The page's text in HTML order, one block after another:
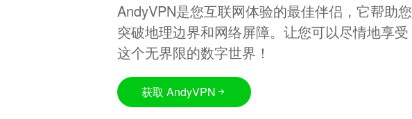
AndyVPN是您互联网体验的最佳伴侣，它帮助您
突破地理边界和网络屏障。让您可以尽情地享受
这个无界限的数字世界！
获取 AndyVPN